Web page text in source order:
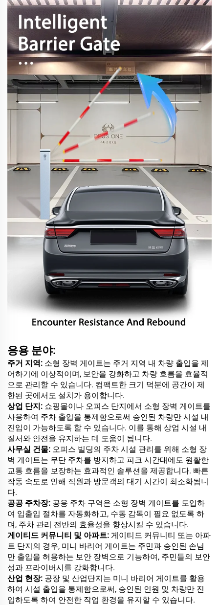
응용 분야:
주거 지역: 소형 장벽 게이트는 주거 지역 내 차량 출입을 제
어하기에 이상적이며, 보안을 강화하고 차량 흐름을 효율적
으로 관리할 수 있습니다. 컴팩트한 크기 덕분에 공간이 제
한된 곳에서도 설치가 용이합니다.
상업 단지: 쇼핑몰이나 오피스 단지에서 소형 장벽 게이트를
사용하여 주차 출입을 통제함으로써 승인된 차량만 시설 내
진입이 가능하도록 할 수 있습니다. 이를 통해 상업 시설 내
질서와 안전을 유지하는 데 도움이 됩니다.
사무실 건물: 오피스 빌딩의 주차 시설 관리를 위해 소형 장
벽 게이트는 무단 주차를 방지하고 피크 시간대에도 원활한
교통 흐름을 보장하는 효과적인 솔루션을 제공합니다. 빠른
작동 속도로 인해 직원과 방문객의 대기 시간이 최소화됩니
다.
공공 주차장: 공용 주차 구역은 소형 장벽 게이트를 도입하
여 입출입 절차를 자동화하고, 수동 감독이 필요 없도록 하
며, 주차 관리 전반의 효율성을 향상시킬 수 있습니다.
게이티드 커뮤니티 및 아파트: 게이티드 커뮤니티 또는 아파
트 단지의 경우, 미니 바리어 게이트는 주민과 승인된 손님
만 출입을 허용하는 보안 장벽으로 기능하여, 주민들의 보안
성과 프라이버시를 강화합니다.
산업 현장: 공장 및 산업단지는 미니 바리어 게이트를 활용
하여 시설 출입을 통제함으로써, 승인된 인원 및 차량만 진
입하도록 하여 안전한 작업 환경을 유지할 수 있습니다.